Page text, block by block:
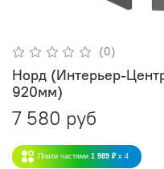
(0)
Норд (Интерьер-
920мм)
7 580 руб
Плати частями 1 989 ₽ x 4